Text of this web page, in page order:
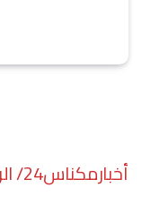
أخبارمكناس24/ الرباط